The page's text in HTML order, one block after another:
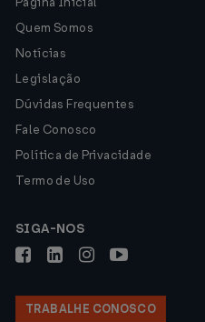
Quem Somos
Notícias
Legislação
Dúvidas Frequentes
Fale Conosco
Política de Privacidade
Termo de Uso
SIGA-NOS
TRABALHE CONOSCO